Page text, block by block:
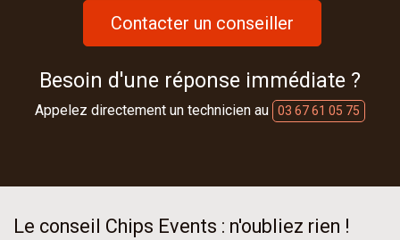
Contacter un conseiller
Besoin d'une réponse immédiate ?
Appelez directement un technicien au 03 67 61 05 75
Le conseil Chips Events : n'oubliez rien !